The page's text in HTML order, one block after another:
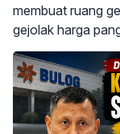
membuat ruang
gejolak harga